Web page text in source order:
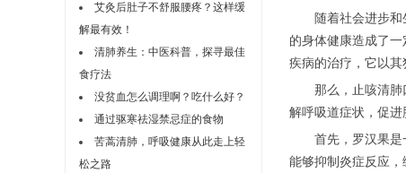
艾灸后肚子不舒服腰疼？这样缓
解最有效！
清肺养生：中医科普，探寻最佳
食疗法
没贫血怎么调理啊？吃什么好？
通过驱寒祛湿禁忌症的食物
苦蒿清肺，呼吸健康从此走上轻
松之路
随着社会进步和生
的身体健康造成了
疾病的治疗，它以其
那么，止咳清肺口
解呼吸道症状，促进
首先，罗汉果是一
能够抑制炎症反应，